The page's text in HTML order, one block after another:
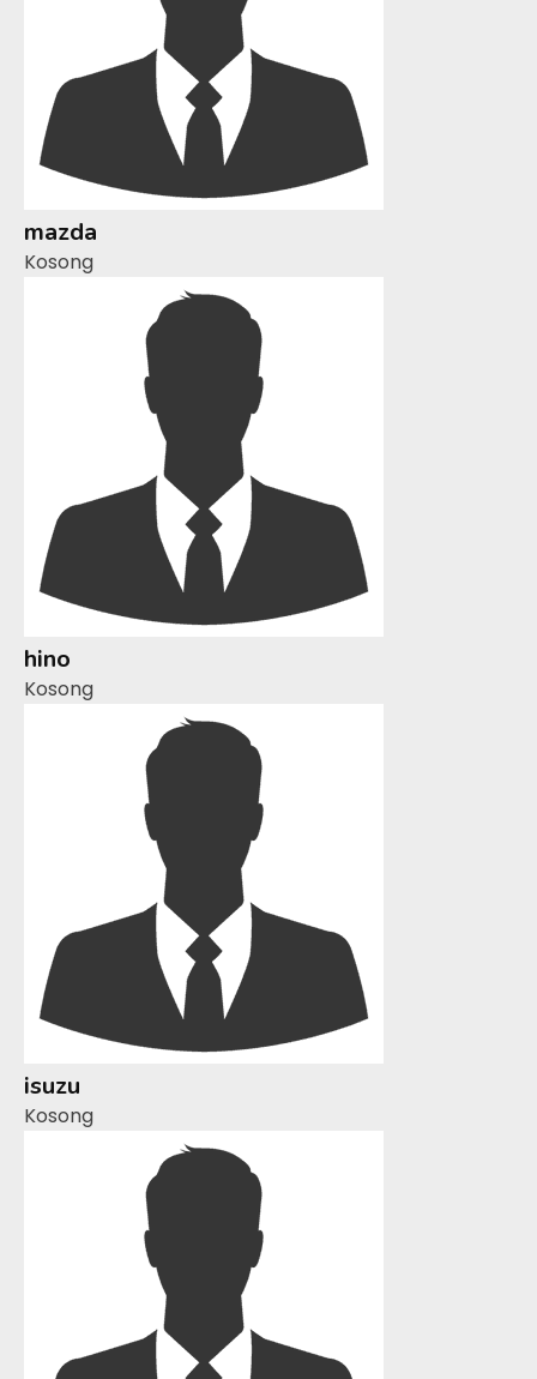
mazda
Kosong
hino
Kosong
isuzu
Kosong